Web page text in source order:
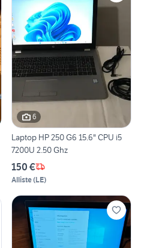
6
Laptop HP 250 G6 15.6" CPU i5
7200U 2.50 Ghz
150 €
Alliste(LE)